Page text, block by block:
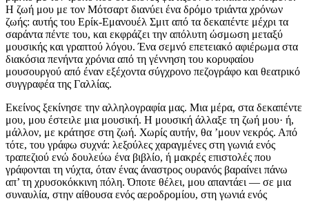
Η ζωή μου με τον Μότσαρτ διανύει ένα δρόμο τριάντα χρόνων
ζωής: αυτής του Ερίκ-Εμανουέλ Σμιτ από τα δεκαπέντε μέχρι τα
σαράντα πέντε του, και εκφράζει την απόλυτη ώσμωση μεταξύ
μουσικής και γραπτού λόγου. Ένα σεμνό επετειακό αφιέρωμα στα
διακόσια πενήντα χρόνια από τη γέννηση του κορυφαίου
μουσουργού από έναν εξέχοντα σύγχρονο πεζογράφο και θεατρικό
συγγραφέα της Γαλλίας.
Εκείνος ξεκίνησε την αλληλογραφία μας. Μια μέρα, στα δεκαπέντε μου, μου έστειλε μια μουσική. Η μουσική άλλαξε τη ζωή μου· ή, μάλλον, με κράτησε στη ζωή. Χωρίς αυτήν, θα ’μουν νεκρός. Από τότε, του γράφω συχνά: λεξούλες χαραγμένες στη γωνιά ενός τραπεζιού ενώ δουλεύω ένα βιβλίο, ή μακρές επιστολές που γράφονται τη νύχτα, όταν ένας άναστρος ουρανός βαραίνει πάνω απ’ τη χρυσοκόκκινη πόλη. Όποτε θέλει, μου απαντάει — σε μια συναυλία, στην αίθουσα ενός αεροδρομίου, στη γωνιά ενός δρόμου, πάντα απροσδόκητος και πάντα λαμπερός. Αυτά είναι όλα κι όλα που ανταλλάσσουμε: επιστολές μου με κομμάτια του. Ο Μότσαρτ εκφράζεται με ήχους, εγώ συνθέτω κείμενα. Εκείνος, όμως, πέρα από τη μουσική, είναι για μένα κι ένας δάσκαλος σοφός, που μου μαθαίνει ένα σωρό σπάνια πράγματα: το δέος, τη γλυκύτητα, τη γαλήνη, τη χαρά... Μπορούμε αυτό, άραγε, να το πούμε φιλία; Στην περίπτωσή μου, πρόκειται για μια αγάπη ενισχυμένη με ευγνωμοσύνη. Όσο για κείνον... Στα δεκαπέντε μου, είχα κουραστεί από τη ζωή. Σίγουρα πρέπει να ’ναι κανείς τόσο νέος για να αισθάνεται τόσο γέρος... Χωρίς αυτό το χέρι που με συγκράτησε, θα ’χα γλιστρήσει ώς την αυτοκτονία, σ’ αυτόν το θάνατο που με προκαλούσε, γητευτής, γαληνευτής, σ’ αυτή την κρυφή καταπακτή όπου λαχταρούσα να τρυπώσω για να δώσω ένα τέλος στα βάσανά μου. Από τι υποφέρει κανείς στα δεκαπέντε του; Απ’ αυτό ακριβώς: ότι είναι δεκαπέντε· ότι δεν είναι πια παιδί και δεν είναι ακόμα άντρας· ότι κολυμπάει στη μέση ενός ποταμού έχοντας αφήσει μια όχθη χωρίς να ’χει φτάσει ακόμα στην απέναντι, έχοντας πιει νερό, βουλιάζοντας, ξανανεβαίνοντας στην επιφάνεια, παλεύοντας ενάντια στα ρεύματα μ’ ένα σώμα καινούργιο που δεν έχει δοκιμαστεί, μόνος, ασφυκτιώντας. Βίαια τα δεκαπέντε μου, σκληρά. Η πραγματικότητα χτυπάει την πόρτα, μπαίνει, στρώνεται κι εξοντώνει τις αυταπάτες. Μικρός, μπορούσα ακόμα να ονειρεύομαι τι θα γινόμουν όταν θα μεγάλωνα (αεροπόρος, αστυνομικός, ταχυδακτυλουργός, πυροσβέστης, κτηνίατρος, μηχανικός αυτοκινήτων, πρίγκιπας της Αγγλίας), να με φαντάζομαι με χίλιους τρόπους (ψηλός, λεπτός, γεροδεμένος, μυώδης, κομψός), να ’χω διάφορα ταλέντα (μαθηματικά, μουσική, χορός, ζωγραφική, μαστορέματα), να μαθαίνω εύκολα ξένες γλώσσες, να ’μαι καλός στα σπορ, να είμαι γόης — κοντολογίς, μπορούσα ν’ απλωθώ προς όποια κατεύθυνση ήθελα, αφού δεν είχα ακόμα πραγματικότητα. Τι ωραίος που ήταν ο κόσμος όσο δεν ήταν αληθινός! Στα δεκαπέντε μου, όμως, ήδη το πεδίο δράσης μου συρρικνωνόταν, οι δυνατότητες έπεφταν μία μία σαν στρατιώτες στη μάχη — το ίδιο και τα όνειρά μου. Σφαγή. Εκατόμβη. Βάδιζα σ’ ένα νεκροταφείο ονείρων. Ήδη είχε αρχίσει να διαγράφεται ένα σώμα: το σώμα μου. Ο καθρέφτης μού επέτρεπε να διαπιστώνω, εμβρόντητος, το μεγάλωμα. Τρίχες... Τι ηλίθια ιδέα! Πού ακούστηκαν τρίχες, πάνω μου, πάνω σ’ ένα πρώην μωρό με δέρμα λείο κι απαλό! Μα ποιος το σκέφτηκε αυτό; Μήπως έχω κώλους; Και το φύλο μου...; Είναι άραγε όμορφο; Είναι κανονικό; Χέρια μακριά και δυνατά, που η μητέρα μου τα λέει «χέρια πιανίστα», κι ο πατέρας μου, «χέρια στραγγαλιστή». Μα, συμφωνήστε, επιτέλους! Πόδια ανοικονόμητα... Κλεισμένος στο μπάνιο, αφήνοντας να τρέχει η βρύση ασταμάτητα για να νομίζουν ότι λουζόμουν, περνούσα ώρες ατέλειωτες κοιτάζοντας στον καθρέφτη την καταστροφή που συντελούνταν: τούτο εστί το σώμα σου, νεαρέ, συνήθισέ το· ακόμα κι αν σου φαίνεται άσεμνο, μάθε το απέξω: μ’ αυτό θα πρέπει να πραγματώσεις ό,τι πρέπει να πραγματώσει ένας άντρας: να τρέξεις, να πλανέψεις, ν’ αγκαλιάσεις, ν’ αγαπήσεις... Θα τα καταφέρει; Όσο πιο πολύ το περιεργαζόμουν, τόσο πιο πολύ νομιμοποιούνταν οι αμφιβολίες μου: είχα καλά εφόδια; Όμως και το πνεύμα μου αφηνόταν να το κατακλύζουν άγνωστα συναισθήματα... με κατέλαβε η ιδέα τού θανάτου. Δε μιλάω γι’ αυτόν τον τρόμο που ένιωθα καμιά φορά, τις νύχτες, κουκουλωμένος στα σεντόνια, όταν οι άλλοι είχαν αποκοιμηθεί, και που μ’ έκανε ν’ ανακάθομαι στο μισοσκόταδο, με τα δάχτυλα γαντζωμένα στα παγωμένα κάγκελα του κρεβατιού, γιατί μου ’ρχόταν ξαφνικά η υποψία ότι θα πέθαινα, όχι· δεν ανακαλώ αυτόν τον φευγαλέο φόβο που τον σκόρπιζε το πρώτο φως, αλλά για μιαν αδιάλειπτη, βαριά, θεμελιακή δυσφορία· έναν χρόνιο πόνο. Ενόσω οι όρχεις και οι μύες μου γέμιζαν με μια νεότοκη δύναμη, ενόσω το σώμα μου γινόταν το ολοκαίνουργιο σώμα ενός ολοκαίνουργιου άντρα, εγώ, σ’ αυτή την πλήρωση έβλεπα ένα μακάβριο σημάδι: αυτό το ίδιο ήταν το σώμα που θα έθαβαν μια μέρα. Αυτό που διαμορφωνόταν, ήταν το πτώμα μου. Όδευα προς το τέλος μου. Αφού όλοι μας βαδίζουμε προς το θάνατο, τα βήματά μου έσκαβαν τον τάφο μου. Κι ο τάφος μου δεν ήταν απλώς το τέρμα του δρόμου, ήταν κι ο σκοπός του. Νόμιζα πως είχα βρει το νόημα της ζωής: ο θάνατος. Μα, αν ο θάνατος είναι το νόημα της ζωής, τότε η ζωή δεν έχει πια νόημα. Αν η ζωή μας δεν είναι παρά μια στιγμιαία ανάδευση μορίων, μια εφήμερη συνάθροιση ατόμων, γιατί να υπάρχουμε; Γιατί να καταξιώνουμε αυτή τη ζωή χωρίς αξία; Γιατί να διατηρούμε αυτή τη ζωή χωρίς ζωή; Ο κόσμος είχε χάσει τη χάρη του, τα χρώματα, τις γεύσεις του, κι ούτε ήταν πια ανάγλυφος — μια ισοπεδωμένη οφθαλμαπάτη. Είχα επινοήσει μόνος μου το νιχιλισμό, είχα αυτομυηθεί στη λατρεία του μηδενός. Η καθημερινότητα είχε στερέψει από καθετί πραγματικό: το μόνο που έβλεπα, ήταν σκιές. Έβλεπα ένα σώμα με σάρκα και οστά; Ψευδαίσθηση... Μου χαμογελούσε ένα στόμα με κατάλευκα δόντια; Προσεχώς, σκόνη... Οι συμμαθητές μου, σφριγηλοί και θορυβώδεις; Πτώματα με λεπτή επιδερμίδα: μάντευα από κάτω της το σκελετό τους· τίποτα δεν μπορούσε πια να αναχαιτίσει αυτή την πένθιμη ακτινογράφηση του κόσμου: πίσω απ’ το πιο στρουμπουλό πρόσωπο ενός κοριτσιού, εγώ έβλεπα ένα κρανίο και τις γνάθους του. Ακόμα και τα μαλλιά με αηδίαζαν, αυτά τα στεγνά και αισχρά ερπετά, από τότε που έμαθα πως έχουν δική τους διάρκεια ζωής, μεγαλύτερη απ’ τη δική μας, αφού συνεχίζουν να μεγαλώνουν μέσα στο φέρετρο. Εγώ, αυτή τη ζωή, αυτή την πρόσκαιρη, άχρηστη φάρσα, ήθελα να την εγκαταλείψω. Βουτούσα στην απόγνωση με όλη τη δύναμη των δεκαπέντε χρόνων μου. Πυρετούς, ρίγη, ταχυπαλμίες, άπνοιες, δυσφορίες, λιποθυμίες — ό,τι είχε και δεν είχε το σώμα μου σαν μέσο για να δραπετεύσει, μου το διέθετε. Κάποτε, λοιπόν, έφτασε η στιγμή όπου, επειδή είχα χάσει πολλά μαθήματα περνώντας ώρες και ώρες στο ιατρείο, ο λυκειάρχης κάλεσε τους γονείς μου. Εκείνοι με πήγαν στους γιατρούς· εγώ, όμως, με το που έβλεπα έναν, και προκειμένου ν’ αποφύγω την ανάκριση, γιατρευόμουν στο πι και φι. Ήθελαν κουβέντα: λέξη δεν έβγαινε απ’ τα χείλη μου. Κανείς δεν καταλάβαινε τι μου συνέβαινε. Όταν με ρωτούσαν, οχυρωνόμουν στη σιωπή μου, γιατί είχα την εντύπωση πως κουβαλούσα το φορτίο του μυημένου: αν είχα ανακαλύψει τις μυστικές αρκάνες της εποχής μας, αν είχα συνείδηση (εγώ και μόνο εγώ, όπως νόμιζα) ότι αυτός ο κόσμος είχε μιανθεί από θάνατο, ότι τα πάντα ήταν οπτασίες θολές, γιατί ν’ αποκαλύψω αυτό το μυστικό; Αφού οι αφελείς δεν το καταλάβαιναν, ποιο τ’ όφελος να τους ανοίξω τα μάτια; Για να υποφέρουν όσα υπέφερα κι εγώ; Όχι· δε θα γινόμουν τόσο σκληρός... Αφίλαυτος, κρατούσα τα τρομερά μου φώτα για λογαριασμό μου, μη θέλοντας να μολύνω τον κόσμο με την αλήθεια... Προτιμούσα να νομίζει ο καθένας πως η ζωή ήταν ωραία, κι ας γνώριζα το αντίθετο... Οπλισμένος με διαύγεια, συμπεριφερόμουν σαν ιερομάρτυς τού νιχιλισμού: δεν υπήρχε περίπτωση ν’ αποκαλύψω στους άλλους την πλήρη απουσία νοήματος. Όταν ζεις στην απελπισία, αυτή την παραγκούπολη του πνεύματος, δε ζηλεύεις πια όσους ζουν στις αριστοκρατικές συνοικίες — τους ξεχνάς ή θεωρείς ότι μένουν σ’ άλλο πλανήτη. Όμως, δεν πεθαίνεις από πυρετό, κι ας σου ανέβει σαράντα σε λίγα λεπτά· ούτε κι από εφίδρωση πεθαίνεις, όση κι αν είναι η αγωνία σου... Ε, αφού το σώμα μου αρνιόταν να με βοηθήσει, θα το βοηθούσα εγώ ν’ αφανιστεί. Άρχισα να σκέφτομαι σοβαρά την αυτοκτονία. Τις ατέλειωτες ώρες που περνούσα στο μπάνιο, είχα βρει τον τρόπο: αυτός του Σενέκα. Είχα οργανώσει, μάλιστα, την τελετή. Ξαπλωμένος στην μπανιέρα, προστατευμένος από τον παχύ αφρό, θ’ άνοιγα τις φλέβες μου μ’ ένα κοφτερό μαχαίρι, και το αίμα μου θα μ’ άφηνε γλυκά, πνίγοντας τη ζωή μου μέσα στα γαλάζια νερά: θ’ άφηνα την επώδυνη γη μ’ ένα θάνατο ανώδυνο. Κι επειδή δεν είχα κάνει ακόμα έρωτα, φανταζόμουν εκείνη τη στιγμή σαν μια αισθησιακή λιγοθυμιά, ίδια με το αγκάλιασμα του Δράκουλα, με το φιλί του βρικόλακα που έκανε τις γυναίκες να εκστασιάζονται, μια υπέρτατη ανακούφιση... Ωστόσο, μ’ ενοχλούσε η ιδέα ότι θα μ’ έβρισκαν γυμνό. Αυτό το σώμα, αυτό το ανέκδοτο ανδρικό σώμα που είχα μόλις αποκτήσει, αυτό το ανέπαφο σώμα που κανείς δεν το ’χε ακόμα αντικρίσει, που κανείς δεν το ’χε κρατήσει ακόμα στην αγκαλιά του, κανείς δεν το ’χε φιλήσει ακόμα, δεν ήθελα ούτε να το βρουν, ούτε να το πασπατέψουν. Έτσι, η σεμνοτυφία μου ανέβαλε για λίγο την εκτέλεση του σχεδίου μου. Παρ’ όλα αυτά, αισθανόμουν τόσο άσχημα, ώστε, δεν υπήρχε αμφιβολία, αυτό το εμπόδιο θα γκρεμιζόταν γρήγορα, για ν’ αφήσει να πλησιάσει η στιγμή της απελευθέρωσής μου... Σ’ αυτή την κατάσταση βρισκόμουν, όταν, ένα απόγευμα, παρακολούθησα κάτι πρόβες στην Όπερα της Λιόν. Ο καθηγητής μας της μουσικής είχε εξασφαλίσει αυτό το προνόμιο για τους καλύτερους μαθητές του. Μπαίνοντας στην αίθουσα, το πρώτο που πρόσεξα, ήταν οι ξεχαρβαλωμένες πολυθρόνες, η σκόνη που μούχλιαζε το βελούδο, η υγρασία που ξεκολλούσε τις ταπετσαρίες και κατσάρωνε τους πίνακες. Αυτό το παλιό θέατρο, που έκλεινε έναν αιώνα χωρίς να του έχει γίνει η παραμικρή ανακαίνιση, μου φάνηκε ταιριαστό με την εικόνα που είχα για τον κόσμο, αφού, όπου και να κοίταζα, έβλεπα παρακμή. Η πρόβα άρχισε. Απ’ την τάφρο της ορχήστρας, ένα πιάνο συνόδευε τους τραγουδιστές που τους βασάνιζαν ο σκηνοθέτης κι ένα τσούρμο βοηθοί του — φωνές, γκρίνιες, πάμε απ’ την αρχή. Το θέαμα προχωρούσε σαν τον κάβουρα. Έπληττα αφόρητα. Άσε που δε μ’ ενδιέφερε και τίποτα. Μια γυναίκα ανέβηκε στο σανίδι. Πολύ χοντρή. Πολύ μακιγιαρισμένη. Πολύ αδέξια. Ξετρελαμένη, σαν φάλαινα που εξόκειλε στην άμμο, φοβόταν να κινηθεί πάνω στη σκηνή. «Πήγαινε απ’ το παράθυρο στο έπιπλο της τουαλέτας, κι ύστερα έλα πίσω, στο κρεβάτι.» Όσο της φώναζαν το προς τα πού έπρεπε να μετακινηθεί, τόσο εκείνη δίσταζε